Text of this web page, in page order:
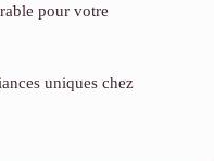
pour votre
uniques chez